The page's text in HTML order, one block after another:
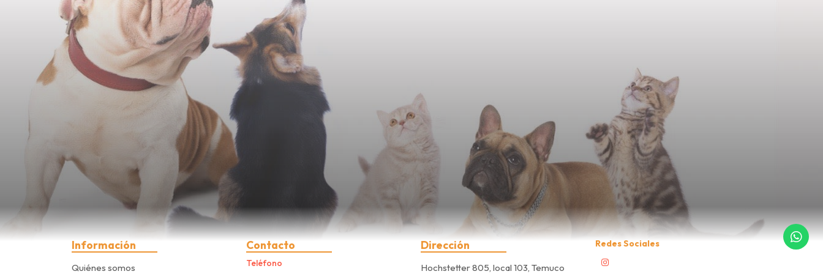
Información
Quiénes somos
Contacto
Teléfono
Dirección
Hochstetter 805, local 103, Temuco
Redes Sociales